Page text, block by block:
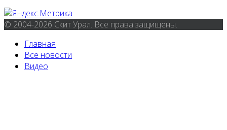
© 2004-2026 Скит Урал. Все права защищены.
Главная
Все новости
Видео